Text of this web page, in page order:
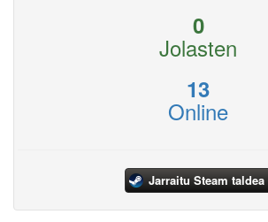
0
Jolasten
13
Online
Jarraitu Steam taldea